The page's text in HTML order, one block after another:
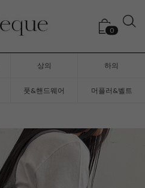
0
상의 하의
풋&핸드웨어 머플러&벨트